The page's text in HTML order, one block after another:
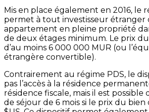
Mis en place également en 2016, le
permet à tout investisseur étranger
appartement en pleine propriété
de deux étages minimum. Le prix
d’au moins 6 000 000 MUR (ou
étrangère convertible).
Contrairement au régime PDS, le
pas l’accès à la résidence
résidence fiscale, mais il est
de séjour de 6 mois si le prix du bien